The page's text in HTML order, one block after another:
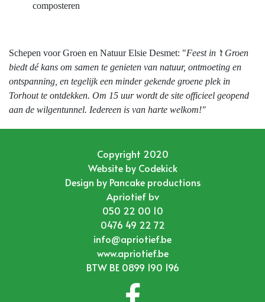
composteren
Schepen voor Groen en Natuur Elsie Desmet: "Feest in ’t Groen
biedt dé kans om samen te genieten van natuur, ontmoeting en
ontspanning, en tegelijk een minder gekende groene plek in
Torhout te ontdekken. Om 15 uur wordt de site officieel geopend
aan de wilgentunnel. Iedereen is van harte welkom!"
Copyright 2020
Website by Codekick
Design by Pancake productions
Apriotief bv
050 22 00 10
0476 49 22 72
info@apriotief.be
www.apriotief.be
BTW BE 0899 190 196